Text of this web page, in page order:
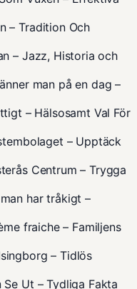
– Tradition Och
– Jazz, Historia och
man på en dag –
– Hälsosamt Val För
– Upptäck
Centrum – Trygga
har tråkigt –
fraiche – Familjens
– Tidlös
Ut – Tydliga Fakta